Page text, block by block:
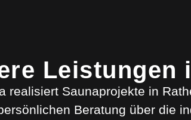
Leistungen
realisiert Saunaprojekte in
Beratung über die